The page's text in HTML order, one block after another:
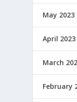
May 2023
April 2023
March
February